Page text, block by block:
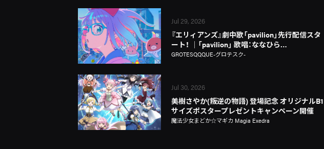
Jul 29, 2026
『エリィアンズ』劇中歌「pavilion」先行配信スタ
ート！ │「pavilion」 歌唱：ななひら…
GROTESQQQUE-グロテスク-
Jul 30, 2026
美樹さやか(叛逆の物語) 登場記念 オリジナルB1
サイズポスタープレゼントキャンペーン開催
魔法少女まどか☆マギカ Magia Exedra